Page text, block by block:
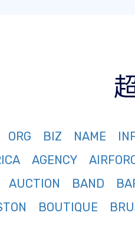
ORG BIZ NAME
AGENCY
AUCTION BAND
BOUTIQUE